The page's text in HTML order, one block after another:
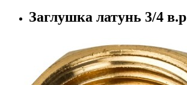
Заглушка латунь 3/4 в.р